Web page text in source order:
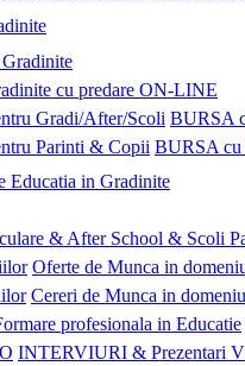
cu predare ON-LINE
BURSA
BURSA cu
Educatia in Gradinite
Oferte de Munca in
Cereri de Munca in
profesionala in Educatie
INTERVIURI & Prezentari